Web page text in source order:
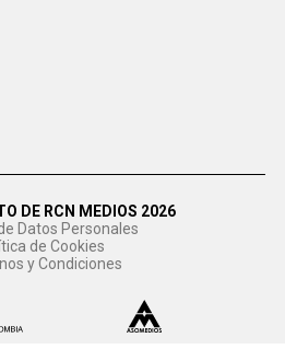
DE RCN MEDIOS 2026
Datos Personales
de Cookies
y Condiciones